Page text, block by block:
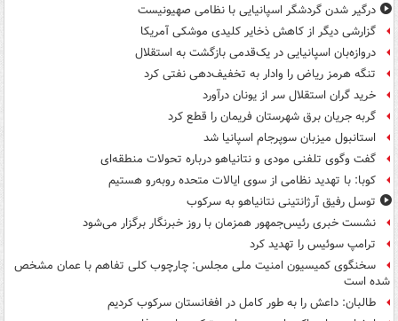
درگیر شدن گردشگر اسپانیایی با نظامی صهیونیست
گزارشی دیگر از کاهش ذخایر کلیدی موشکی آمریکا
دروازه‌بان اسپانیایی در یک‌قدمی بازگشت به استقلال
تنگه هرمز ریاض را وادار به تخفیف‌دهی نفتی کرد
خرید گران استقلال سر از یونان درآورد
گربه جریان برق شهرستان فریمان را قطع کرد
استانبول میزبان سوپرجام اسپانیا شد
گفت وگوی تلفنی مودی و نتانیاهو درباره تحولات منطقه‌ای
کوبا: با تهدید نظامی از سوی ایالات متحده روبه‌رو هستیم
توسل رفیق آرژانتینی نتانیاهو به سرکوب
نشست خبری رئیس‌جمهور همزمان با روز خبرنگار برگزار می‌شود
ترامپ سوئیس را تهدید کرد
سخنگوی کمیسیون امنیت ملی مجلس: چارچوب کلی تفاهم با عمان مشخص
شده است
طالبان: داعش را به طور کامل در افغانستان سرکوب کردیم